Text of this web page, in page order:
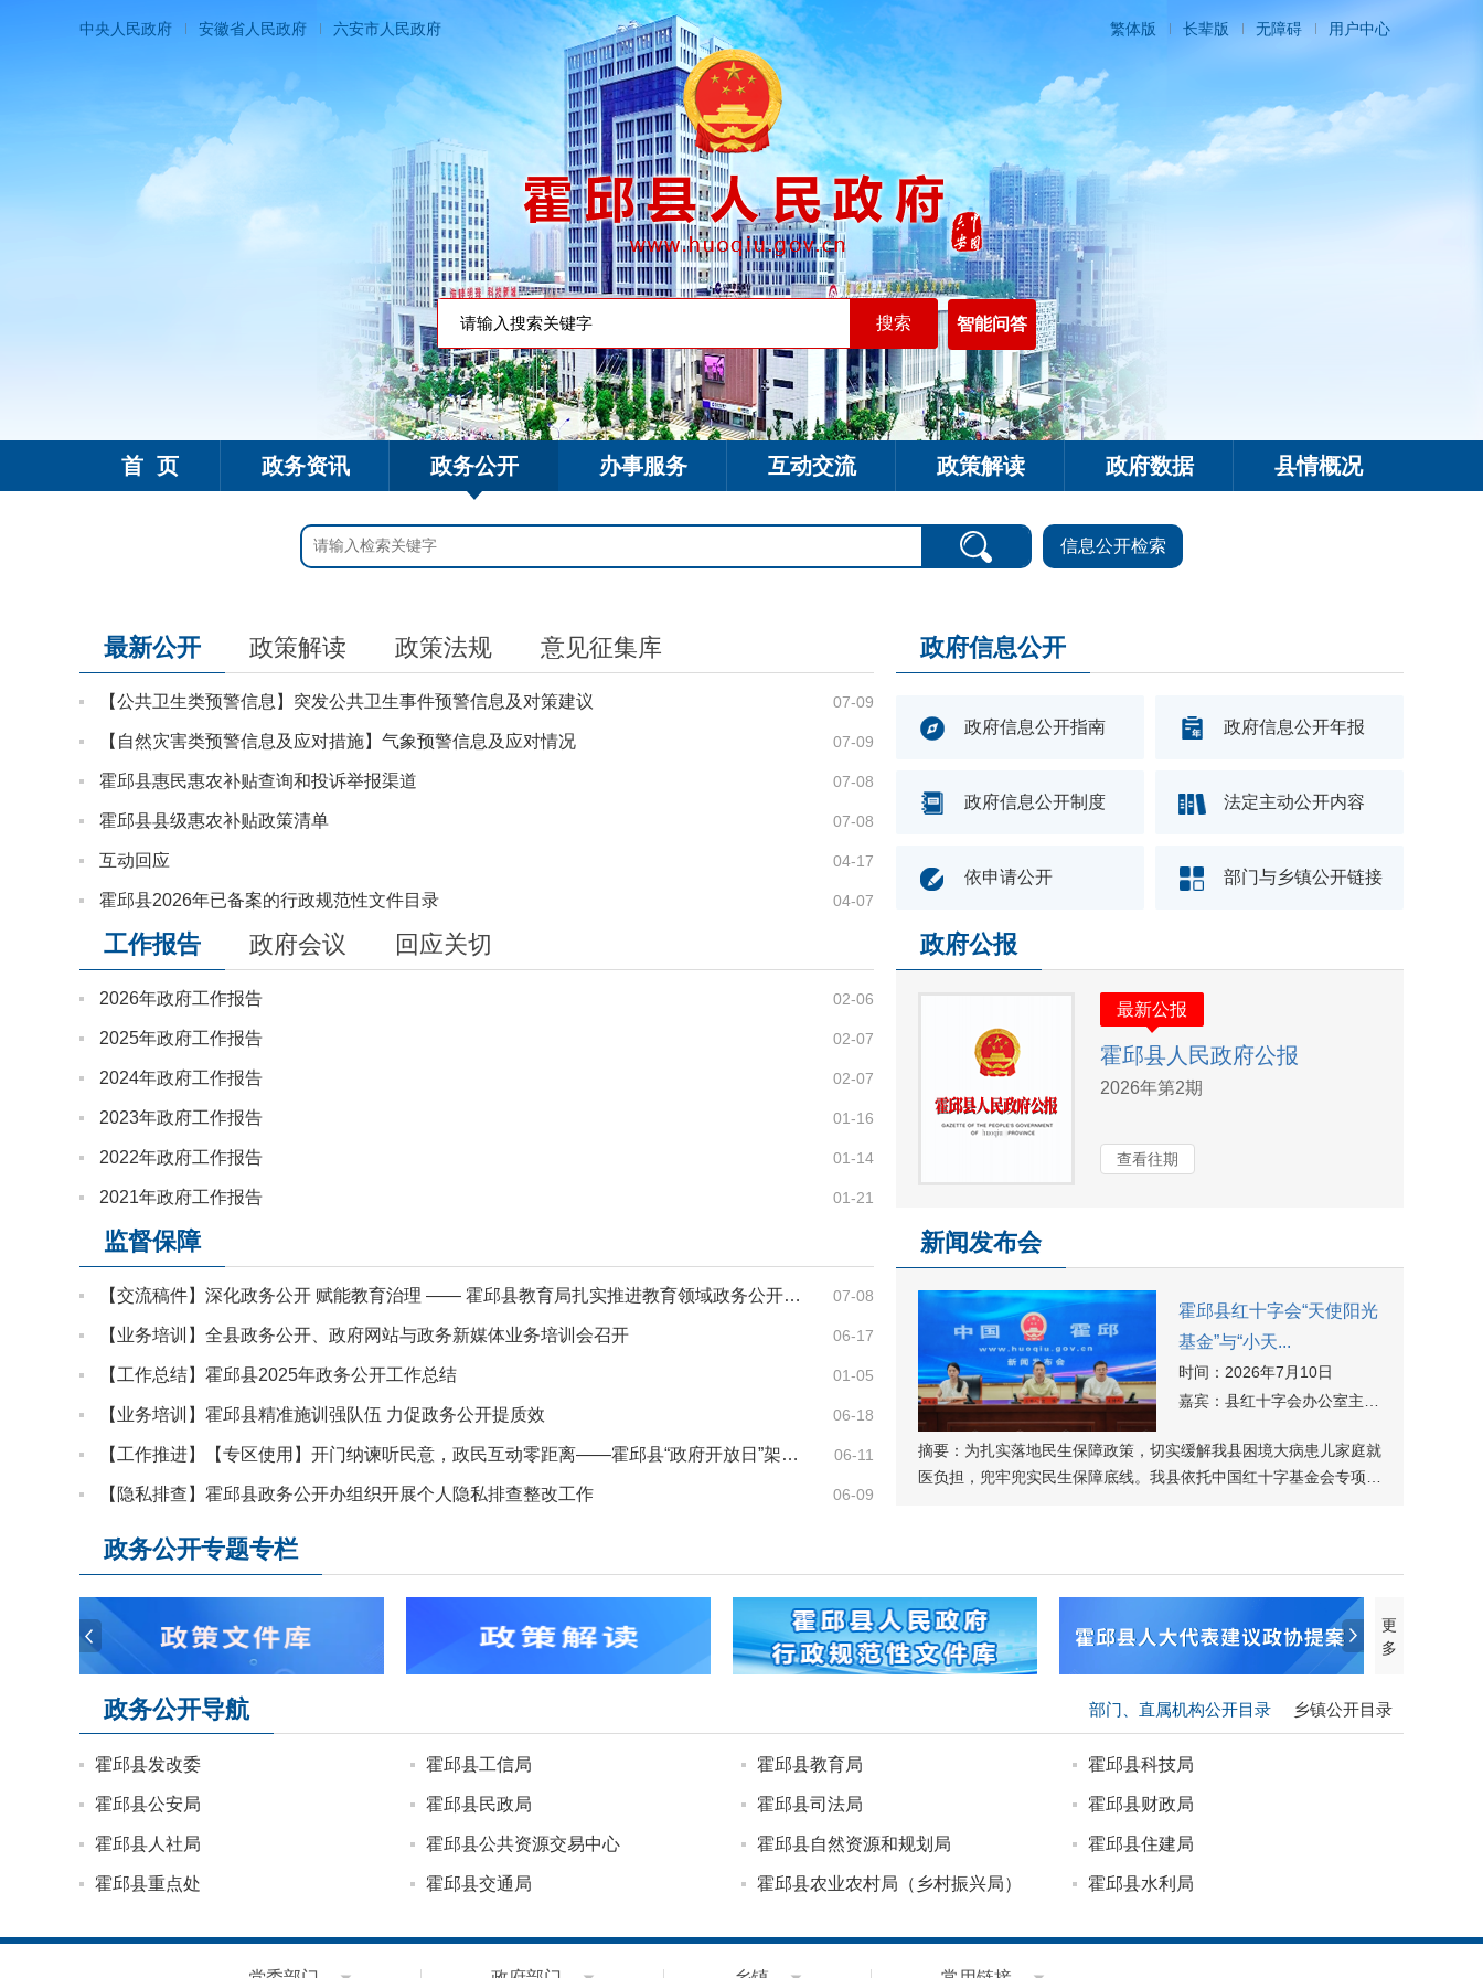
中央人民政府 安徽省人民政府 六安市人民政府 繁体版 长辈版 无障碍 用户中心
智能问答
首 页 政务资讯 政务公开 办事服务 互动交流 政策解读 政府数据 县情概况
信息公开检索
最新公开 政策解读 政策法规 意见征集库
07-09
【公共卫生类预警信息】突发公共卫生事件预警信息及对策建议
07-09
【自然灾害类预警信息及应对措施】气象预警信息及应对情况
07-08
霍邱县惠民惠农补贴查询和投诉举报渠道
07-08
霍邱县县级惠农补贴政策清单
04-17
互动回应
04-07
霍邱县2026年已备案的行政规范性文件目录
工作报告 政府会议 回应关切
02-06
2026年政府工作报告
02-07
2025年政府工作报告
02-07
2024年政府工作报告
01-16
2023年政府工作报告
01-14
2022年政府工作报告
01-21
2021年政府工作报告
监督保障
07-08
【交流稿件】深化政务公开 赋能教育治理 —— 霍邱县教育局扎实推进教育领域政务公开提质增效
06-17
【业务培训】全县政务公开、政府网站与政务新媒体业务培训会召开
01-05
【工作总结】霍邱县2025年政务公开工作总结
06-18
【业务培训】霍邱县精准施训强队伍 力促政务公开提质效
06-11
【工作推进】【专区使用】开门纳谏听民意，政民互动零距离——霍邱县“政府开放日”架设沟通新桥梁
06-09
【隐私排查】霍邱县政务公开办组织开展个人隐私排查整改工作
政府信息公开
政府信息公开指南 政府信息公开年报
政府信息公开制度 法定主动公开内容
依申请公开 部门与乡镇公开链接
政府公报
最新公报
霍邱县人民政府公报
2026年第2期
查看往期
新闻发布会
霍邱县红十字会“天使阳光
基金”与“小天...
时间： 2026年7月10日
嘉宾： 县红十字会办公室主任 吕惟/工作人员 洪亚会
摘要： 为扎实落地民生保障政策，切实缓解我县困境大病患儿家庭就
医负担，兜牢兜实民生保障底线。我县依托中国红十字基金会专项救
政务公开专题专栏
更
多
政务公开导航 部门、直属机构公开目录 乡镇公开目录
霍邱县发改委 霍邱县工信局 霍邱县教育局 霍邱县科技局
霍邱县公安局 霍邱县民政局 霍邱县司法局 霍邱县财政局
霍邱县人社局 霍邱县公共资源交易中心 霍邱县自然资源和规划局 霍邱县住建局
霍邱县重点处 霍邱县交通局 霍邱县农业农村局（乡村振兴局） 霍邱县水利局